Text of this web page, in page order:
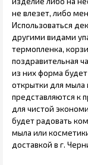
не влезет, либо
Использоваться
другими видами
термопленка,
поздравительная
из них форма
открытки для
представляются к
для чистой
будет радовать
мыла или
доставкой в г.